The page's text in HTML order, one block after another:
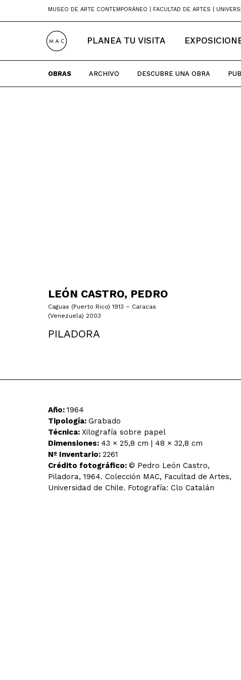
MUSEO DE ARTE CONTEMPORÁNEO | FACULTAD DE ARTES |
PLANEA TU VISITA
OBRAS ARCHIVO DESCUBRE UNA OBRA
LEÓN CASTRO, PEDRO
Caguas (Puerto Rico) 1913 – Caracas
(Venezuela) 2003
PILADORA
Año: 1964
Tipología: Grabado
Técnica: Xilografía sobre papel
Dimensiones: 43 × 25,8 cm | 48 × 32,8 cm
Nº Inventario: 2261
Crédito fotográfico: © Pedro León Castro,
Piladora, 1964. Colección MAC, Facultad de Artes,
Universidad de Chile. Fotografía: Clo Catalán